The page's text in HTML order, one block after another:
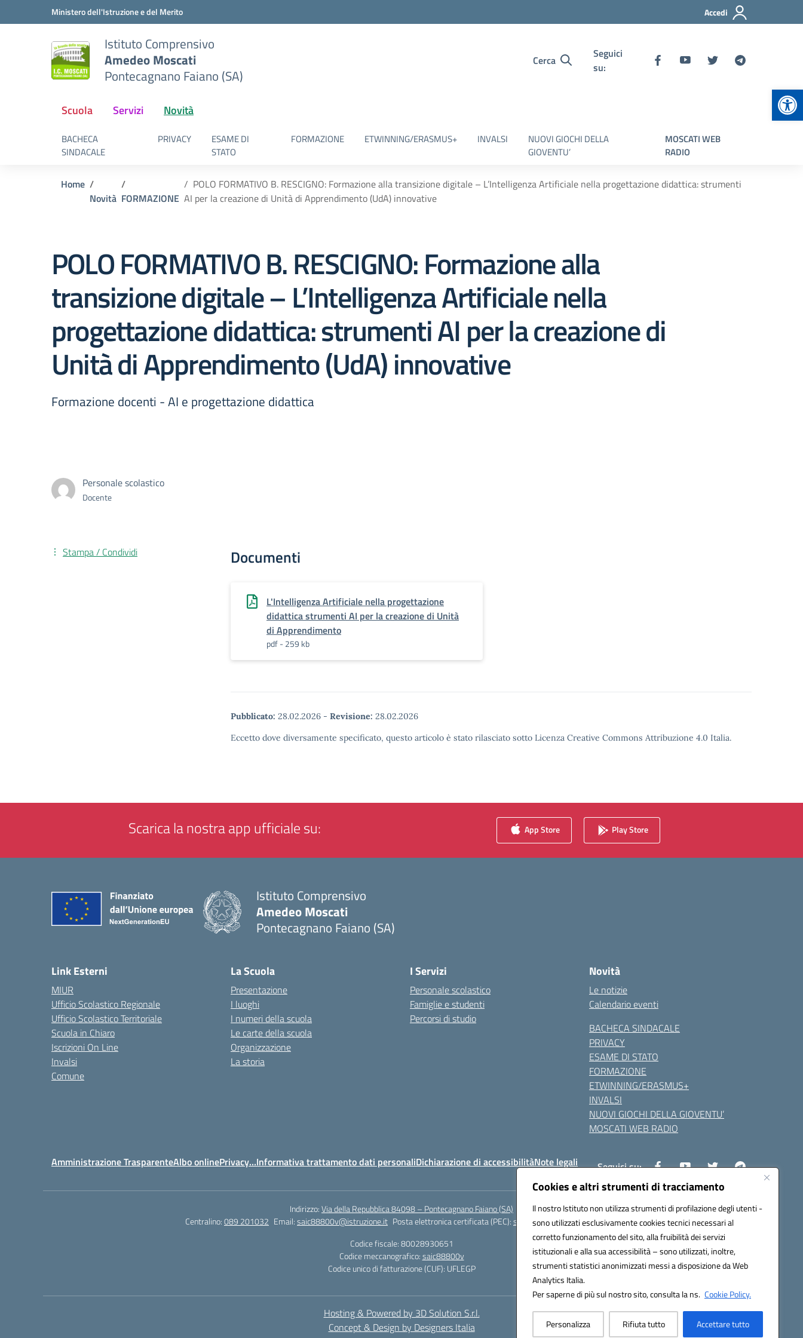
Cookies e altri strumenti di tracciamento
Il nostro Istituto non utilizza strumenti di profilazione degli utenti -
sono utilizzati esclusivamente cookies tecnici necessari al
corretto funzionamento del sito, alla fruibilità dei servizi
istituzionali e alla sua accessibilità – sono utilizzati, inoltre,
strumenti statistici anonimizzati messi a disposizione da Web
Analytics Italia.
Per saperne di più sul nostro sito, consulta la ns. Cookie Policy.
Personalizza Rifiuta tutto Accettare tutto
Vai ai contenuti
Vai al menu di navigazioneMinistero dell'Istruzione e del Merito Accedi
Istituto Comprensivo
Amedeo Moscati
Pontecagnano Faiano (SA)
Cerca
Seguici
su:
Scuola Servizi Novità
BACHECA
SINDACALE
PRIVACY
ESAME DI
STATO
FORMAZIONE ETWINNING/ERASMUS+ INVALSI
NUOVI GIOCHI DELLA
GIOVENTU’
MOSCATI WEB
RADIO
Home
Novità FORMAZIONE
POLO FORMATIVO B. RESCIGNO: Formazione alla transizione digitale – L’Intelligenza Artificiale nella progettazione didattica: strumenti
AI per la creazione di Unità di Apprendimento (UdA) innovative
POLO FORMATIVO B. RESCIGNO: Formazione alla
transizione digitale – L’Intelligenza Artificiale nella
progettazione didattica: strumenti AI per la creazione di
Unità di Apprendimento (UdA) innovative
Formazione docenti - AI e progettazione didattica
Personale scolastico
Docente
Documenti
L'Intelligenza Artificiale nella progettazione
didattica strumenti AI per la creazione di Unità
di Apprendimento
pdf - 259 kb
Pubblicato: 28.02.2026 - Revisione: 28.02.2026
Eccetto dove diversamente specificato, questo articolo è stato rilasciato sotto Licenza Creative Commons Attribuzione 4.0 Italia.
Stampa / Condividi
Scarica la nostra app ufficiale su: App Store Play Store
Istituto Comprensivo
Amedeo Moscati
Pontecagnano Faiano (SA)
Link Esterni
MIUR
Ufficio Scolastico Regionale
Ufficio Scolastico Territoriale
Scuola in Chiaro
Iscrizioni On Line
Invalsi
Comune
La Scuola
Presentazione
I luoghi
I numeri della scuola
Le carte della scuola
Organizzazione
La storia
I Servizi
Personale scolastico
Famiglie e studenti
Percorsi di studio
Novità
Le notizie
Calendario eventi
BACHECA SINDACALE
PRIVACY
ESAME DI STATO
FORMAZIONE
ETWINNING/ERASMUS+
INVALSI
NUOVI GIOCHI DELLA GIOVENTU’
MOSCATI WEB RADIO
Amministrazione TrasparenteAlbo onlinePrivacy…Informativa trattamento dati personaliDichiarazione di accessibilitàNote legali Seguici su:
Indirizzo:Via della Repubblica 84098 – Pontecagnano Faiano (SA)
Centralino:089 201032 Email:saic88800v@istruzione.it Posta elettronica certificata (PEC):saic88800v@pec.istruzione.it
Codice fiscale: 80028930651
Codice meccanografico:saic88800v
Codice unico di fatturazione (CUF): UFLEGP
Hosting & Powered by 3D Solution S.r.l.
Concept & Design by Designers Italia